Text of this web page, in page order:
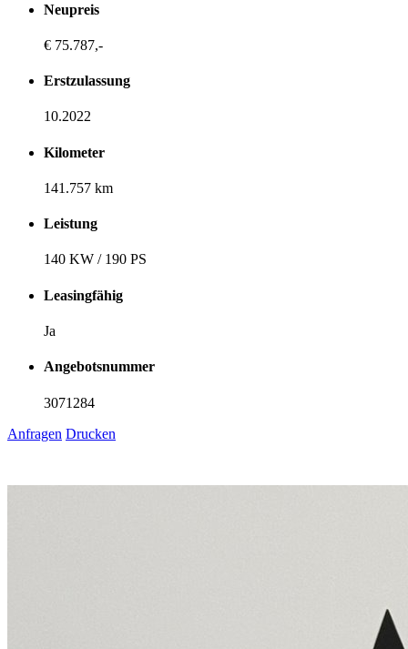
Neupreis
€ 75.787,-
Erstzulassung
10.2022
Kilometer
141.757 km
Leistung
140 KW / 190 PS
Leasingfähig
Ja
Angebotsnummer
3071284
Anfragen Drucken